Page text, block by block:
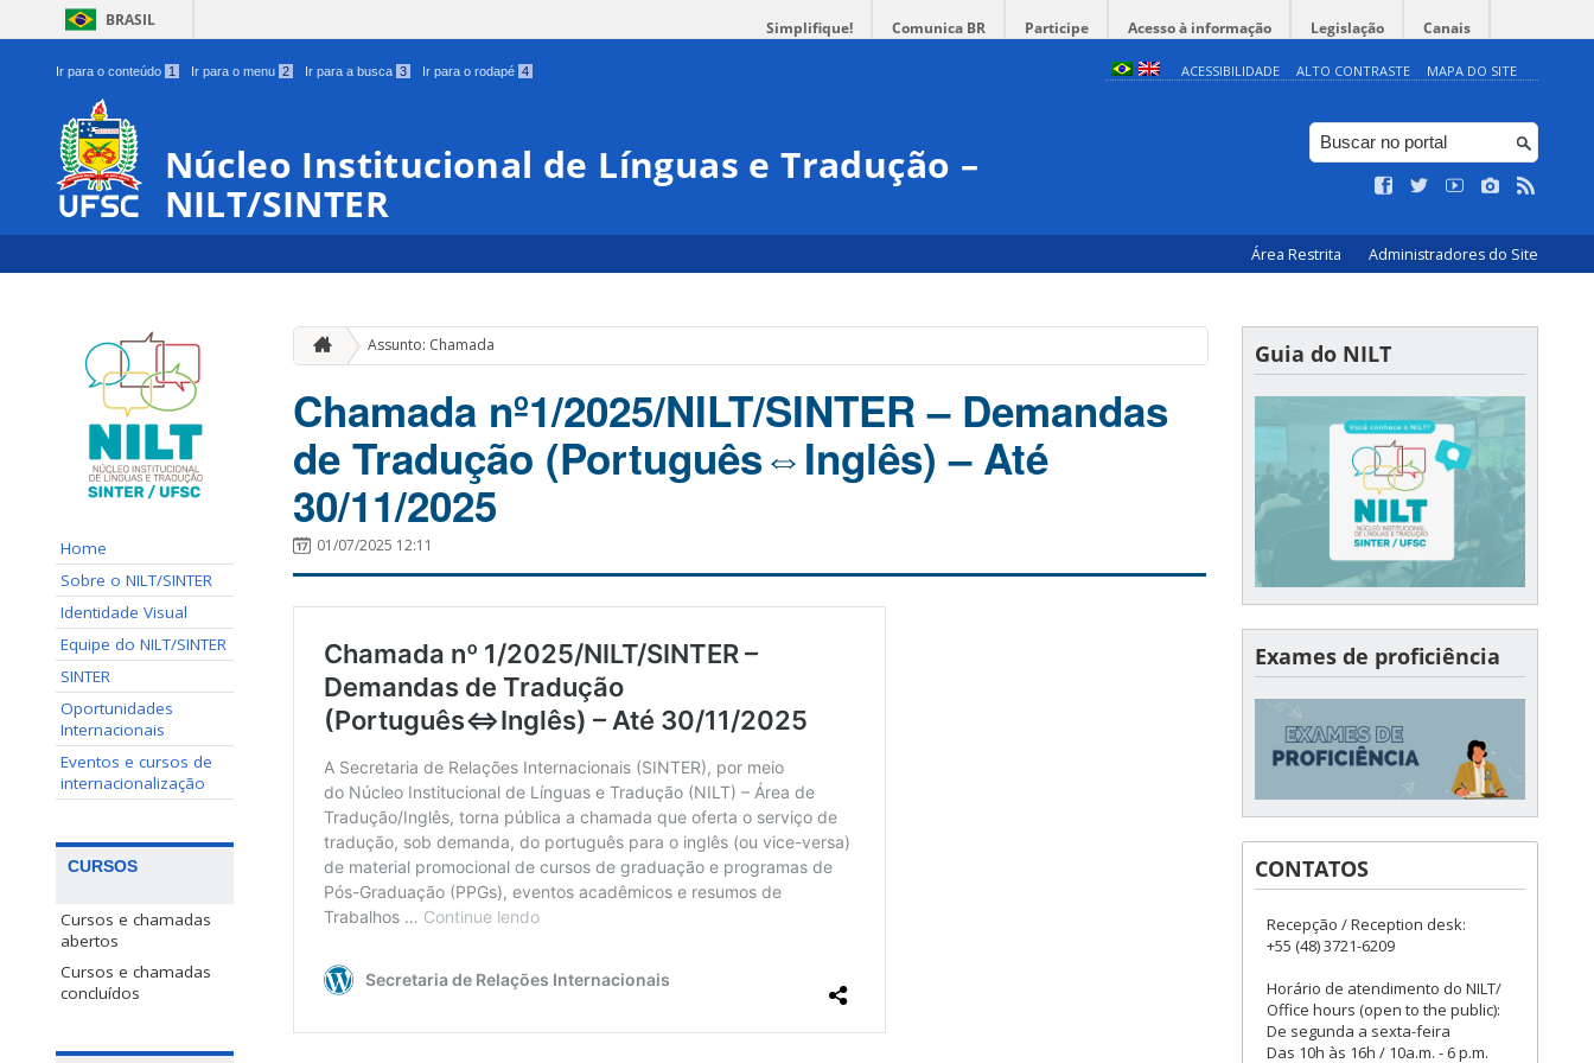
BRASIL Simplifique! Comunica BR Participe Acesso à informação Legislação Canais
Ir para o conteúdo 1 Ir para o menu 2 Ir para a busca 3 Ir para o rodapé 4 ACESSIBILIDADE ALTO CONTRASTE MAPA DO SITE
Núcleo Institucional de Línguas e Tradução –
NILT/SINTER
Área Restrita Administradores do Site
Home
Sobre o NILT/SINTER
Identidade Visual
Equipe do NILT/SINTER
SINTER
Oportunidades
Internacionais
Eventos e cursos de
internacionalização
CURSOS
Cursos e chamadas
abertos
Cursos e chamadas
concluídos
Assunto: Chamada
Chamada nº1/2025/NILT/SINTER – Demandas
de Tradução (Português⇔Inglês) – Até
30/11/2025
01/07/2025 12:11
Guia do NILT
Exames de proficiência
CONTATOS
Recepção / Reception desk:
+55 (48) 3721-6209
Horário de atendimento do NILT/
Office hours (open to the public):
De segunda a sexta-feira
Das 10h às 16h / 10a.m. - 6 p.m.